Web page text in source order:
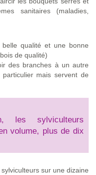
sanitaires (maladies,
qualité et une bonne
de qualité)
des branches à un autre
mais servent de
les sylviculteurs
volume, plus de dix
sur une dizaine